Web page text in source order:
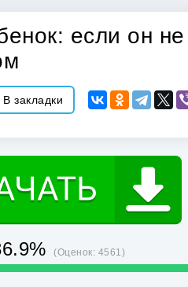
если он не
В закладки
(Оценок: 4561)